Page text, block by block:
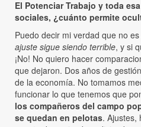
El Potenciar Trabajo y toda
sociales, ¿cuánto permite
Puedo decir mi verdad que no
ajuste sigue siendo terrible, y si
¡No! No quiero hacer
que dejaron. Dos años de
de la economía. No tomamos
funcionar lo que tenemos que
los compañeros del campo
se quedan en pelotas. Ajustes,